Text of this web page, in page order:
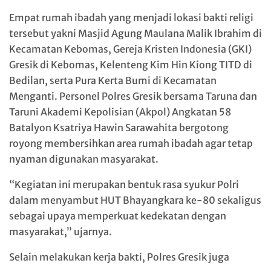
Empat rumah ibadah yang menjadi lokasi bakti religi
tersebut yakni Masjid Agung Maulana Malik Ibrahim di
Kecamatan Kebomas, Gereja Kristen Indonesia (GKI)
Gresik di Kebomas, Kelenteng Kim Hin Kiong TITD di
Bedilan, serta Pura Kerta Bumi di Kecamatan
Menganti. Personel Polres Gresik bersama Taruna dan
Taruni Akademi Kepolisian (Akpol) Angkatan 58
Batalyon Ksatriya Hawin Sarawahita bergotong
royong membersihkan area rumah ibadah agar tetap
nyaman digunakan masyarakat.
“Kegiatan ini merupakan bentuk rasa syukur Polri
dalam menyambut HUT Bhayangkara ke-80 sekaligus
sebagai upaya memperkuat kedekatan dengan
masyarakat,” ujarnya.
Selain melakukan kerja bakti, Polres Gresik juga